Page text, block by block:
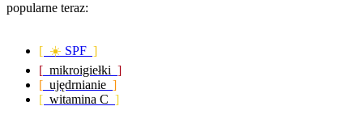
popularne teraz:
[ ☀️ SPF ]
[ mikroigiełki ]
[ ujędrnianie ]
[ witamina C ]